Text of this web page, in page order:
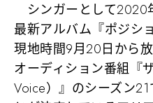
シンガーとして2020
最新アルバム『ポジシ
現地時間9月20日から
オーディション番組『
Voice）』のシーズン